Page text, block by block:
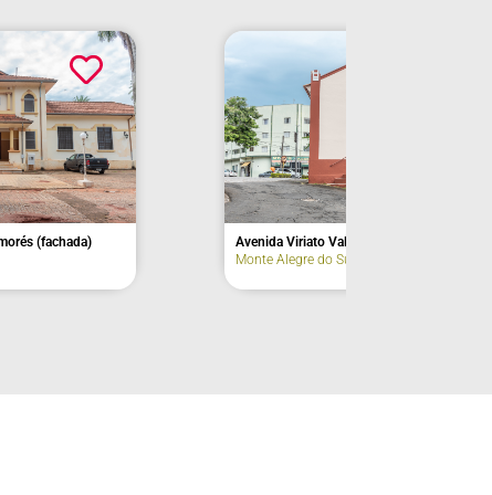
Avenida Viriato Valente (fachada)
Monte Alegre do Sul